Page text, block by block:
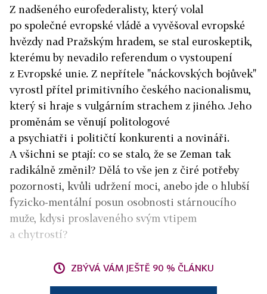
Z nadšeného eurofederalisty, který volal
po společné evropské vládě a vyvěšoval evropské
hvězdy nad Pražským hradem, se stal euroskeptik,
kterému by nevadilo referendum o vystoupení
z Evropské unie. Z nepřítele "náckovských bojůvek"
vyrostl přítel primitivního českého nacionalismu,
který si hraje s vulgárním strachem z jiného. Jeho
proměnám se věnují politologové
a psychiatři i političtí konkurenti a novináři.
A všichni se ptají: co se stalo, že se Zeman tak
radikálně změnil? Dělá to vše jen z čiré potřeby
pozornosti, kvůli udržení moci, anebo jde o hlubší
fyzicko-mentální posun osobnosti stárnoucího
muže, kdysi proslaveného svým vtipem
a chytrostí?
ZBÝVÁ VÁM JEŠTĚ 90 % ČLÁNKU